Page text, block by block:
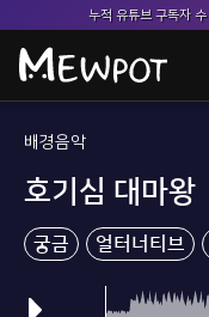
누적 유튜브 구독자 수
배경음악
호기심 대마왕
궁금 얼터너티브